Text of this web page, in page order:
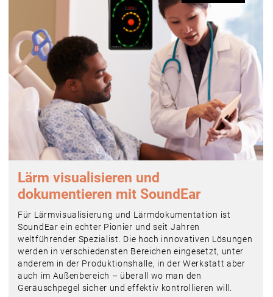
Lärm visualisieren und
dokumentieren mit SoundEar
Für Lärmvisualisierung und Lärmdokumentation ist
SoundEar ein echter Pionier und seit Jahren
weltführender Spezialist. Die hoch innovativen Lösungen
werden in verschiedensten Bereichen eingesetzt, unter
anderem in der Produktionshalle, in der Werkstatt aber
auch im Außenbereich – überall wo man den
Geräuschpegel sicher und effektiv kontrollieren will.